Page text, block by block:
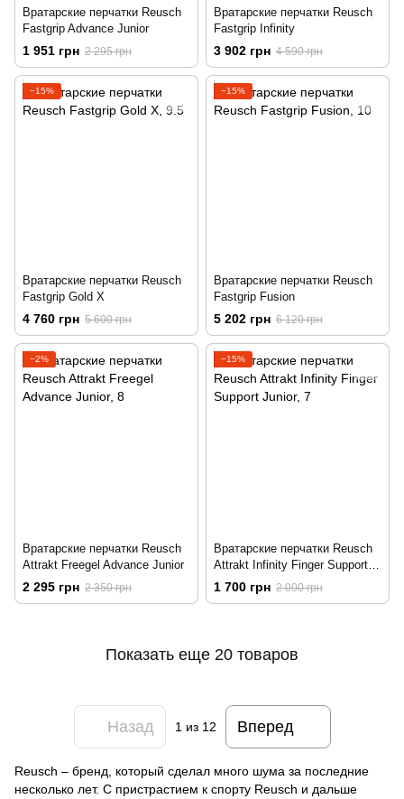
Вратарские перчатки Reusch
Fastgrip Advance Junior
1 951 грн 2 295 грн
Вратарские перчатки Reusch
Fastgrip Infinity
3 902 грн 4 590 грн
−15%
Вратарские перчатки Reusch
Fastgrip Gold X
4 760 грн 5 600 грн
−15%
Вратарские перчатки Reusch
Fastgrip Fusion
5 202 грн 6 120 грн
−2%
Вратарские перчатки Reusch
Attrakt Freegel Advance Junior
2 295 грн 2 350 грн
−15%
Вратарские перчатки Reusch
Attrakt Infinity Finger Support
Junior
1 700 грн 2 000 грн
Показать еще 20 товаров
Назад 1из 12 Вперед
Reusch – бренд, который сделал много шума за последние
несколько лет. С пристрастием к спорту Reusch и дальше